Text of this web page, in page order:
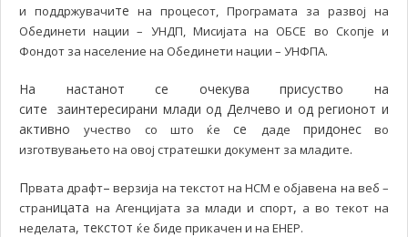
и поддржувачите на процесот, Програмата за развој на
Обединети нации – УНДП, Мисијата на ОБСЕ во Скопје и
Фондот за население на Обединети нации – УНФПА.
На настанот се очекува присуство на
сите заинтересирани млади од Делчево и од регионот и
активноучество со што ќесе даде придонесво
изготвувањето на овој стратешки документ за младите.
Првата драфт– верзија на текстот на НСМ е објавена на веб –
страницата на Агенцијата за млади и спорт, а во текот на
неделата, текстот ќе биде прикачен и на ЕНЕР.